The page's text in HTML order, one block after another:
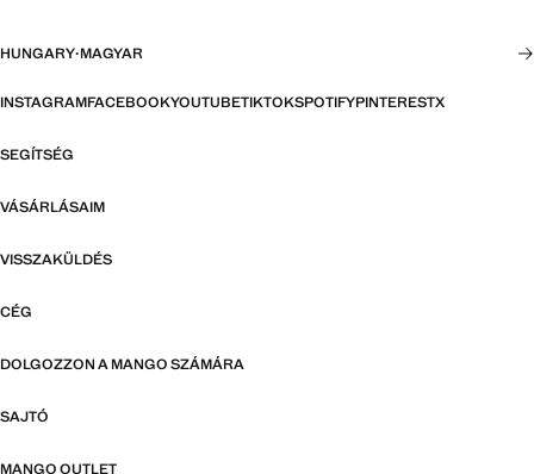
HUNGARY·MAGYAR
INSTAGRAMFACEBOOKYOUTUBETIKTOKSPOTIFYPINTERESTX
SEGÍTSÉG
VÁSÁRLÁSAIM
VISSZAKÜLDÉS
CÉG
DOLGOZZON A MANGO SZÁMÁRA
SAJTÓ
MANGO OUTLET